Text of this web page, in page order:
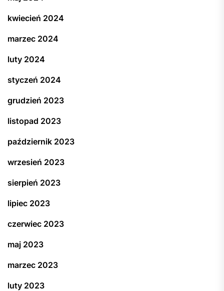
kwiecień 2024
marzec 2024
luty 2024
styczeń 2024
grudzień 2023
listopad 2023
październik 2023
wrzesień 2023
sierpień 2023
lipiec 2023
czerwiec 2023
maj 2023
marzec 2023
luty 2023